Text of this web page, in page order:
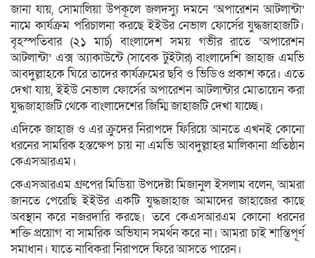
জানা যায়, সোমালিয়া উপকূলে জলদস্যু দমনে ‘অপারেশন আটলান্টা’
নামে কার্যক্রম পরিচালনা করছে ইইউর নেভাল ফোর্সের যুদ্ধজাহাজটি।
বৃহস্পতিবার (২১ মার্চ) বাংলাদেশ সময় গভীর রাতে ‘অপারেশন
আটলান্টা’ এক্স অ্যাকাউন্টে (সাবেক টুইটার) বাংলাদেশি জাহাজ এমভি
আবদুল্লাহকে ঘিরে তাদের কার্যক্রমের ছবি ও ভিডিও প্রকাশ করে। এতে
দেখা যায়, ইইউ নেভাল ফোর্সের অপারেশন আটলান্টার মোতায়েন করা
যুদ্ধজাহাজটি থেকে বাংলাদেশের জিম্মি জাহাজটি দেখা যাচ্ছে।
এদিকে জাহাজ ও এর ক্রুদের নিরাপদে ফিরিয়ে আনতে এখনই কোনো
ধরনের সামরিক হস্তক্ষেপ চায় না এমভি আবদুল্লাহর মালিকানা প্রতিষ্ঠান
কেএসআরএম।
কেএসআরএম গ্রুপের মিডিয়া উপদেষ্টা মিজানুল ইসলাম বলেন, আমরা
জানতে পেরেছি ইইউর একটি যুদ্ধজাহাজ আমাদের জাহাজের কাছে
অবস্থান করে নজরদারি করছে। তবে কেএসআরএম কোনো ধরনের
শক্তি প্রয়োগ বা সামরিক অভিযান সমর্থন করে না। আমরা চাই শান্তিপূর্ণ
সমাধান। যাতে নাবিকরা নিরাপদে ফিরে আসতে পারেন।